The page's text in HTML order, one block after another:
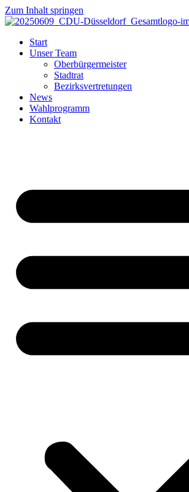
Zum Inhalt springen
Start
Unser Team
Oberbürgermeister
Stadtrat
Bezirksvertretungen
News
Wahlprogramm
Kontakt